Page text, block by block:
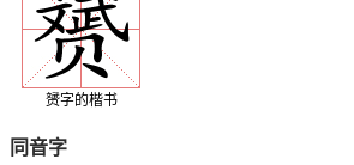
赟字的楷书
同音字